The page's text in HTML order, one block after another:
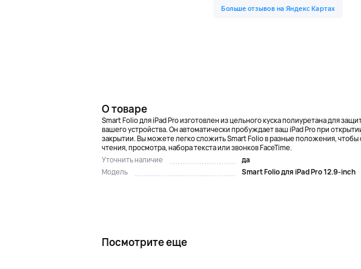
О товаре
Smart Folio для iPad Pro изготовлен из цельного куска полиуретана для
вашего устройства. Он автоматически пробуждает ваш iPad Pro при
закрытии. Вы можете легко сложить Smart Folio в разные положения, чтобы
чтения, просмотра, набора текста или звонков FaceTime.
Уточнить наличие
да
Модель
Smart Folio для iPad Pro 12.9-inch
Посмотрите еще